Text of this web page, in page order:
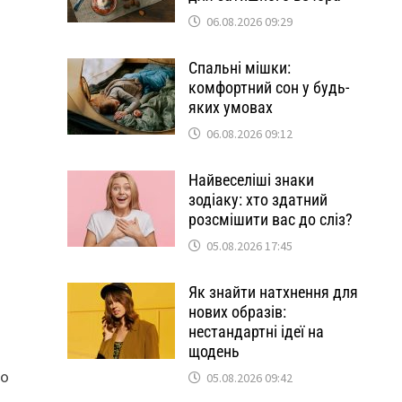
06.08.2026 09:29
Спальні мішки:
комфортний сон у будь-
яких умовах
06.08.2026 09:12
Найвеселіші знаки
зодіаку: хто здатний
розсмішити вас до сліз?
05.08.2026 17:45
Як знайти натхнення для
нових образів:
нестандартні ідеї на
щодень
05.08.2026 09:42